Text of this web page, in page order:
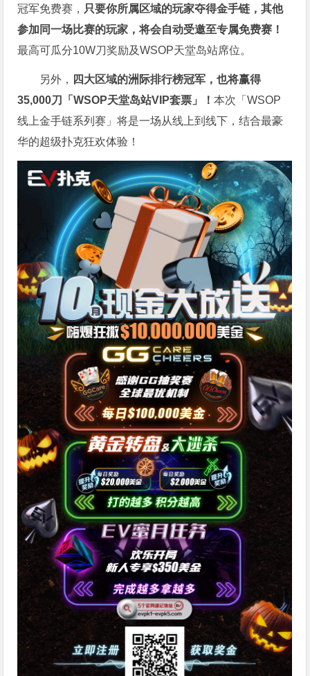
冠军免费赛， 只要你所属区域的玩家夺得金手链，其他
参加同一场比赛的玩家，将会自动受邀至专属免费赛！
最高可瓜分10W刀奖励及WSOP天堂岛站席位。
另外， 四大区域的洲际排行榜冠军，也将赢得
35,000刀「WSOP天堂岛站VIP套票」！本次「WSOP
线上金手链系列赛」将是一场从线上到线下，结合最豪
华的超级扑克狂欢体验！